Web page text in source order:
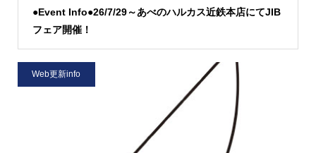
●Event Info●26/7/29～あべのハルカス近鉄本店にてJIB
フェア開催！
Web更新info